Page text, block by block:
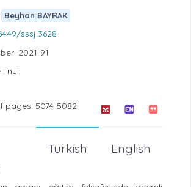
Beyhan BAYRAK
sssj.3628
2021-91
null
pages: 5074-5082
English
Turkish